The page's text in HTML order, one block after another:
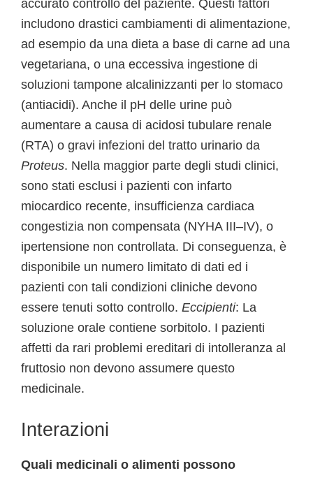
accurato controllo del paziente. Questi fattori
includono drastici cambiamenti di alimentazione,
ad esempio da una dieta a base di carne ad una
vegetariana, o una eccessiva ingestione di
soluzioni tampone alcalinizzanti per lo stomaco
(antiacidi). Anche il pH delle urine può
aumentare a causa di acidosi tubulare renale
(RTA) o gravi infezioni del tratto urinario da
Proteus. Nella maggior parte degli studi clinici,
sono stati esclusi i pazienti con infarto
miocardico recente, insufficienza cardiaca
congestizia non compensata (NYHA III–IV), o
ipertensione non controllata. Di conseguenza, è
disponibile un numero limitato di dati ed i
pazienti con tali condizioni cliniche devono
essere tenuti sotto controllo. Eccipienti: La
soluzione orale contiene sorbitolo. I pazienti
affetti da rari problemi ereditari di intolleranza al
fruttosio non devono assumere questo
medicinale.
Interazioni
Quali medicinali o alimenti possono